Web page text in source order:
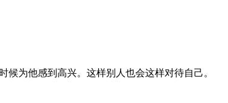
为他感到高兴。这样别人也会这样对待自己。